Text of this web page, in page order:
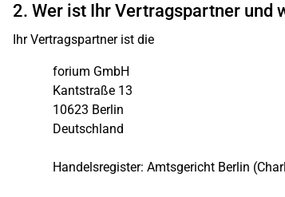
2. Wer ist Ihr Vertragspartner und
Ihr Vertragspartner ist die
forium GmbH
Kantstraße 13
10623 Berlin
Deutschland
Handelsregister: Amtsgericht Berlin